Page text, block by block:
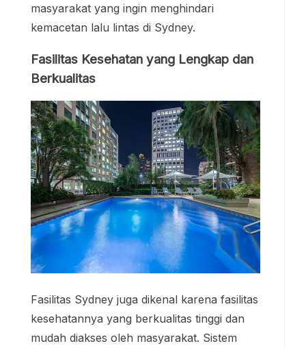
masyarakat yang ingin menghindari
kemacetan lalu lintas di Sydney.
Fasilitas Kesehatan yang Lengkap dan
Berkualitas
Fasilitas Sydney juga dikenal karena fasilitas
kesehatannya yang berkualitas tinggi dan
mudah diakses oleh masyarakat. Sistem